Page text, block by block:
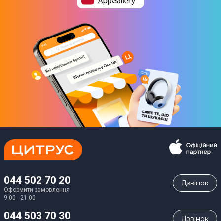
044 502 70 20
Оформити замовлення
9:00 - 21:00
Дзвiнок
044 503 70 30 Дзвiнок